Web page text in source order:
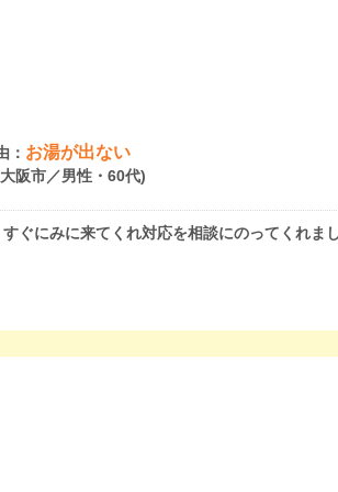
： お湯が出ない
阪市／男性・60代)
ぐにみに来てくれ対応を相談にのってくれ